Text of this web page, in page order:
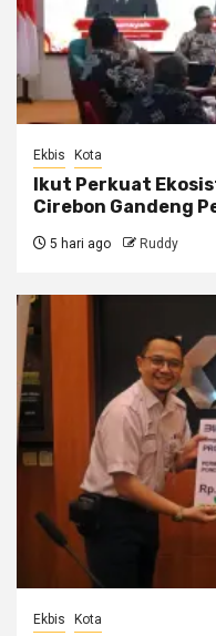
Ekbis Kota
Ikut Perkuat
Cirebon Gandeng
5 hari ago Ruddy
Ekbis Kota